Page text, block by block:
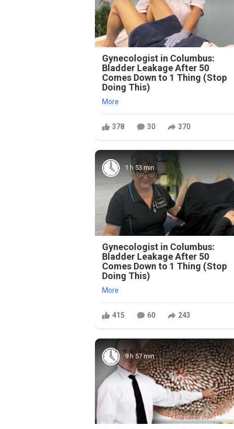
Gynecologist in Columbus:
Bladder Leakage After 50
Comes Down to 1 Thing (Stop
Doing This)
More
378 30 370
1 h 53 min
Gynecologist in Columbus:
Bladder Leakage After 50
Comes Down to 1 Thing (Stop
Doing This)
More
415 60 243
9 h 57 min